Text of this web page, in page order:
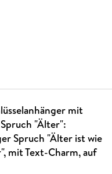
mit
"Älter":
Spruch "Älter ist wie
mit Text-Charm, auf